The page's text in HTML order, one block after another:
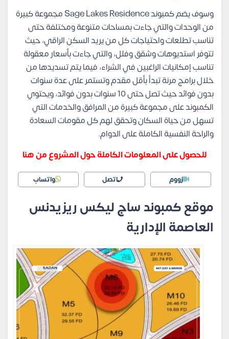
وسوف يضم كمبوند Sage Lakes Residence مجموعة كبيرة
من الوحدات والتي جاءت بمساحات متنوعة ومختلفة حتى
تناسب تطلعات واحتياجات كل من يريد السكن الراقي، حيث
تتوفر استديوهات وشقق وفلل، والتي جاءت بأسعار معقولة
تناسب إمكانيات الراغبين في الشراء، فيما يتم تسديدها من
خلال برامج مرنة تبدأ بأقل مقدم وتستمر على عدة سنوات
بدون فوائد حيث تصل حتى 10 سنوات بدون فوائد، ويحتوي
الكمبوند على مجموعة كبيرة من المرافق والخدمات التي
تسهل من حياة السكان وتحقق لهم كل مقومات السعادة
والراحة النفسية الكاملة على الدوام.
للحصول على المعلومات الكاملة حول المشروع من هنا
زووم اتصل واتساب
موقع كمبوند ساج ليكس ريزيدنس
العاصمة الإدارية